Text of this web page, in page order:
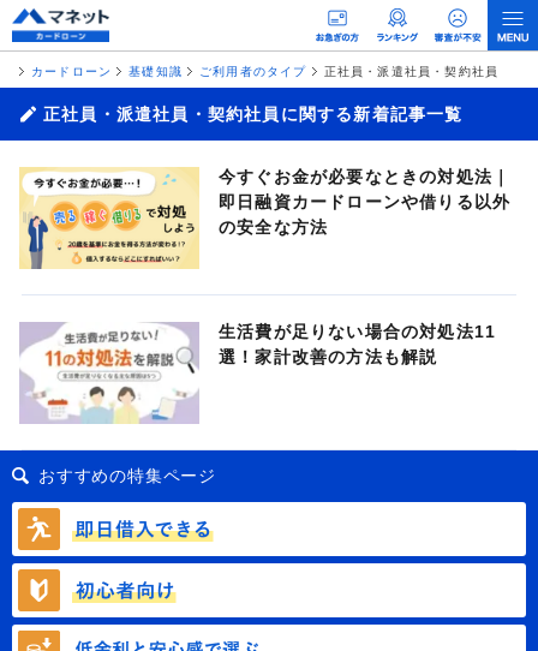
カードローン 基礎知識 ご利用者のタイプ 正社員・派遣社員・契約社員
正社員・派遣社員・契約社員に関する新着記事一覧
今すぐお金が必要なときの対処法｜
即日融資カードローンや借りる以外
の安全な方法
生活費が足りない場合の対処法11
選！家計改善の方法も解説
おすすめの特集ページ